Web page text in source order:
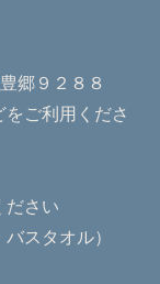
郷９２８８
ご利用くださ
ださい
スタオル）